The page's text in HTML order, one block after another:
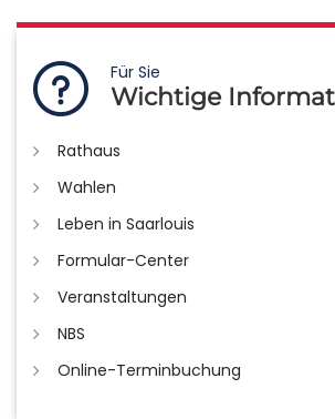
Für Sie
Wichtige
Rathaus
Wahlen
Leben in Saarlouis
Formular-Center
Veranstaltungen
NBS
Online-Terminbuchung